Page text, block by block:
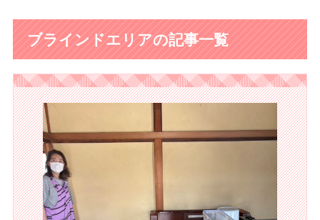
ブラインドエリアの記事一覧